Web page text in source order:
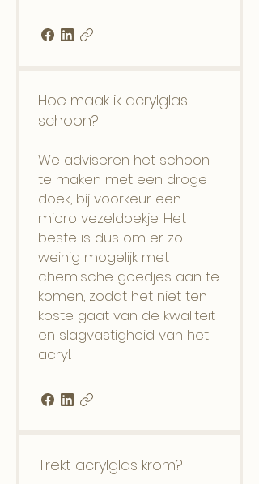
Hoe maak ik acrylglas
schoon?
We adviseren het schoon
te maken met een droge
doek, bij voorkeur een
micro vezeldoekje. Het
beste is dus om er zo
weinig mogelijk met
chemische goedjes aan te
komen, zodat het niet ten
koste gaat van de kwaliteit
en slagvastigheid van het
acryl.
Trekt acrylglas krom?